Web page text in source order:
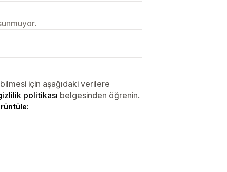
için aşağıdaki verilere
politikası belgesinden öğrenin.